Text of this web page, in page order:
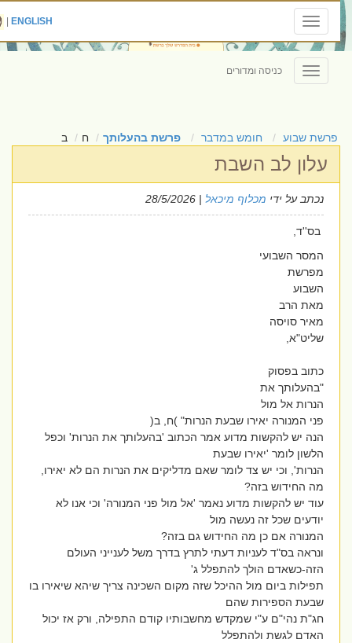
Toggle
navigation
ENGLISH
|
Toggle
navigation
כניסה ומדורים
פרשת שבוע חומש במדבר פרשת בהעלותך ח ב
עלון לב השבת
נכתב על ידימכלוף מיכאל| 28/5/2026
בס''ד,
המסר השבועי
מפרשת
השבוע
מאת הרב
מאיר סויסה
שליט"א,
כתוב בפסוק
"בהעלותך את
הנרות אל מול
פני המנורה יאירו שבעת הנרות" )ח, ב(
הנה יש להקשות מדוע אמר הכתוב 'בהעלותך את הנרות' וכפל
הלשון לומר 'יאירו שבעת
הנרות', וכי יש צד לומר שאם מדליקים את הנרות הם לא יאירו,
מה החידוש בזה?
עוד יש להקשות מדוע נאמר 'אל מול פני המנורה' וכי אנו לא
יודעים שכל זה נעשה מול
המנורה אם כן מה החידוש גם בזה?
ונראה בס"ד לעניות דעתי לתרץ בדרך משל לענייני העולם
הזה-כשאדם הולך להתפלל ג'
תפילות ביום מול ההיכל שזה מקום השכינה צריך שיהא שיאירו בו
שבעת הספירות שהם
חג"ת נהי"ם ע"י שמקדש מחשבותיו קודם התפילה, ורק אז יכול
האדם לגשת ולהתפלל